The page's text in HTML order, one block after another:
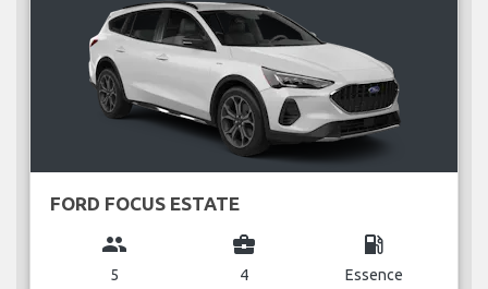
FORD FOCUS ESTATE
group
5
business_center
4
local_gas_station
Essence